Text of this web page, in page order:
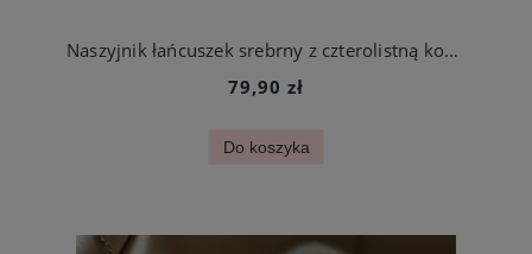
Naszyjnik łańcuszek srebrny z czterolistną koniczynką stal szlachetna
79,90 zł
Do koszyka